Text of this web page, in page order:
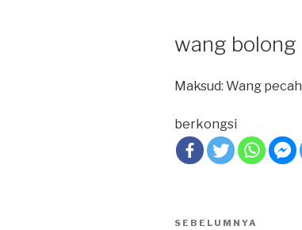
wang bolong
Maksud: Wang pecah
berkongsi
Post
Previous
SEBELUMNYA